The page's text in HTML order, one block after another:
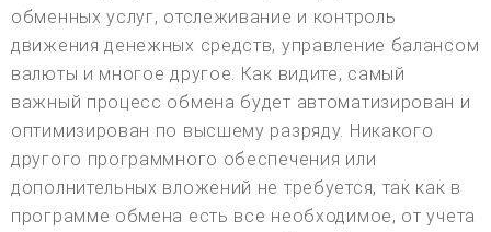
обменных услуг, отслеживание и контроль
движения денежных средств, управление балансом
валюты и многое другое. Как видите, самый
важный процесс обмена будет автоматизирован и
оптимизирован по высшему разряду. Никакого
другого программного обеспечения или
дополнительных вложений не требуется, так как в
программе обмена есть все необходимое, от учета